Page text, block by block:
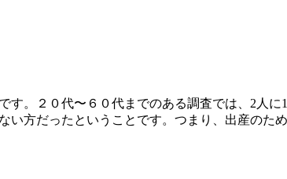
。２０代〜６０代までのある調査では、2人
方だったということです。つまり、出産のた